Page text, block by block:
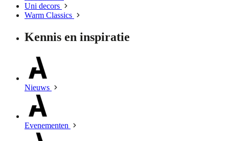
Uni decors
Warm Classics
Kennis en inspiratie
Nieuws
Evenementen